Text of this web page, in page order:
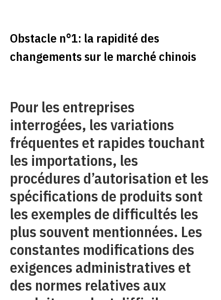
Obstacle n°1: la rapidité des
changements sur le marché chinois
Pour les entreprises
interrogées, les variations
fréquentes et rapides touchant
les importations, les
procédures d’autorisation et les
spécifications de produits sont
les exemples de difficultés les
plus souvent mentionnées. Les
constantes modifications des
exigences administratives et
des normes relatives aux